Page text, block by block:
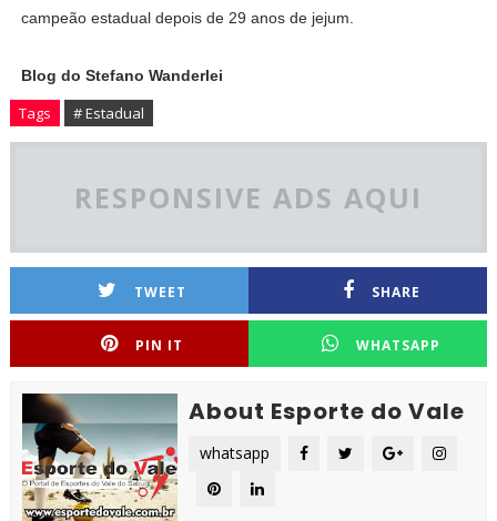
campeão estadual depois de 29 anos de jejum.
Blog do Stefano Wanderlei
Tags # Estadual
RESPONSIVE ADS AQUI
TWEET SHARE
PIN IT WHATSAPP
About Esporte do Vale
whatsapp